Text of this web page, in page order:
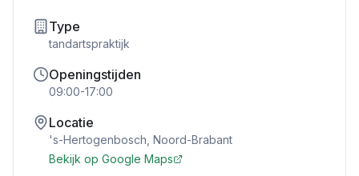
Type
tandartspraktijk
Openingstijden
09:00-17:00
Locatie
's-Hertogenbosch Noord-Brabant
Bekijk op Google Maps